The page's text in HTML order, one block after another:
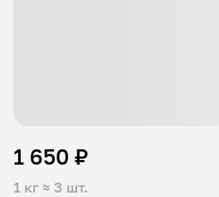
1 кг ≈ 3 шт.
1 650 ₽